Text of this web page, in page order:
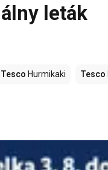
leták
Tesco Hurmikaki Tesco